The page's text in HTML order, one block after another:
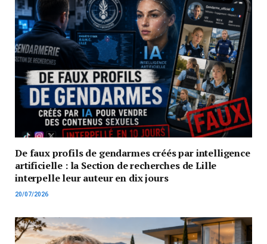
De faux profils de gendarmes créés par intelligence
artificielle : la Section de recherches de Lille
interpelle leur auteur en dix jours
20/07/2026